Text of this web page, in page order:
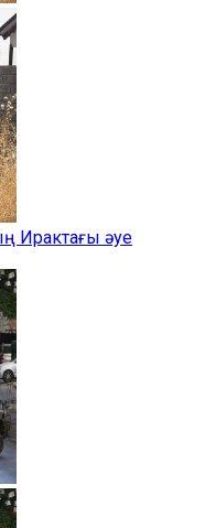
Ирактағы әуе